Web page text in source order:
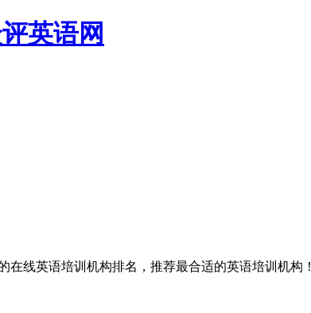
英语网
线英语培训机构排名，推荐最合适的英语培训机构！